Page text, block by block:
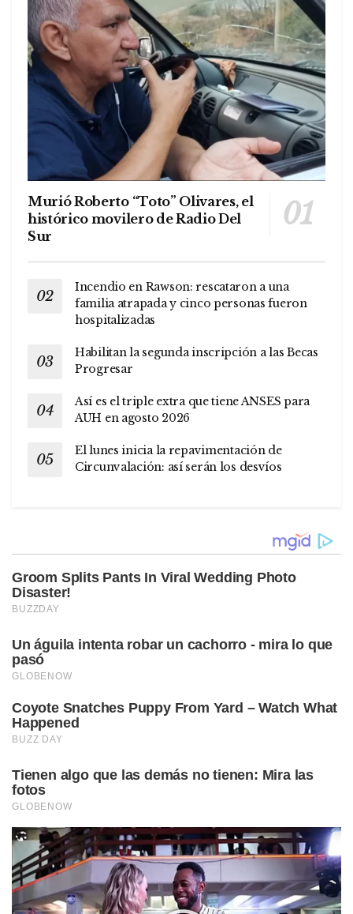
Murió Roberto “Toto” Olivares, el
histórico movilero de Radio Del
Sur
Incendio en Rawson: rescataron a una
familia atrapada y cinco personas fueron
hospitalizadas
Habilitan la segunda inscripción a las Becas
Progresar
Así es el triple extra que tiene ANSES para
AUH en agosto 2026
El lunes inicia la repavimentación de
Circunvalación: así serán los desvíos